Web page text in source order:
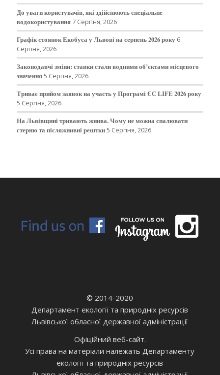
До уваги користувачів, які здійснюють спеціальне
водокористування 7 Серпня, 2026
Графік стоянок Екобуса у Львові на серпень 2026 року 6
Серпня, 2026
Законодавчі зміни: ставки стали водними об’єктами місцевого
значення5 Серпня, 2026
Триває прийом заявок на участь у Програмі ЄС LIFE 2026 року
5 Серпня, 2026
На Львівщині тривають жнива. Чому не можна спалювати
стерню та післяжнивні рештки5 Серпня, 2026
© 2014-2020
Департамент екології та природніх ресурсів
Львівської обласної державної адміністрації
Офіційний веб-сайт.
Усі права на матеріали належать Департаменту
екології та природніх ресурсів